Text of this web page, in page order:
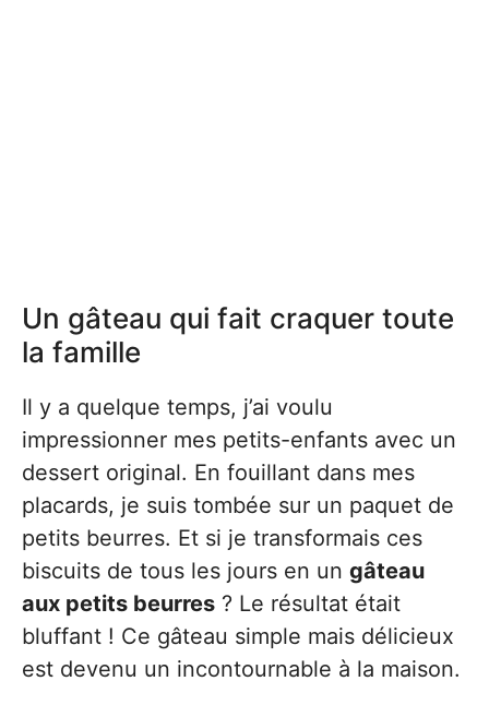
Un gâteau qui fait craquer toute
la famille
Il y a quelque temps, j’ai voulu
impressionner mes petits-enfants avec un
dessert original. En fouillant dans mes
placards, je suis tombée sur un paquet de
petits beurres. Et si je transformais ces
biscuits de tous les jours en un gâteau
aux petits beurres ? Le résultat était
bluffant ! Ce gâteau simple mais délicieux
est devenu un incontournable à la maison.